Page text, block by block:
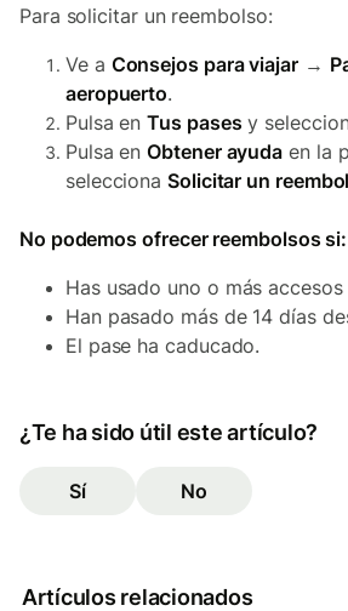
Para solicitar un reembolso:
Ve a Consejos para viajar→
aeropuerto.
Pulsa enTus pases y
Pulsa enObtener ayuda en la
seleccionaSolicitar un
No podemos ofrecer reembolsos si:
Has usado uno o más accesos
Han pasado más de 14 días
El pase ha caducado.
¿Te ha sido útil este artículo?
Sí No
Artículos relacionados